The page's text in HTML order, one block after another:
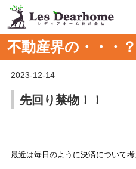
不動産界の・・・？
2023-12-14
先回り禁物！！
最近は毎日のように決済について